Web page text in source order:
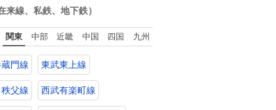
数
来線、私鉄、地下鉄）
関東 中部 近畿 中国 四国 九州
門線 東武東上線
父線 西武有楽町線